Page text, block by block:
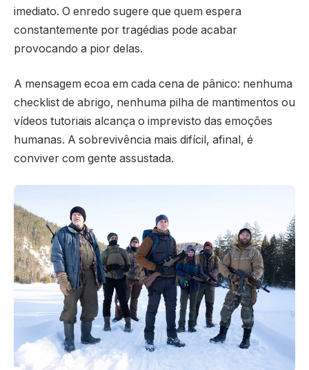
imediato. O enredo sugere que quem espera
constantemente por tragédias pode acabar
provocando a pior delas.
A mensagem ecoa em cada cena de pânico: nenhuma
checklist de abrigo, nenhuma pilha de mantimentos ou
vídeos tutoriais alcança o imprevisto das emoções
humanas. A sobrevivência mais difícil, afinal, é
conviver com gente assustada.